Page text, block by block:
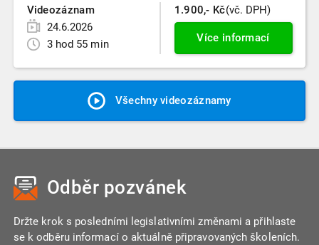
Videozáznam
24.6.2026
3 hod 55 min
1.900,- Kč(vč. DPH)
Více informací
Všechny videozáznamy
Odběr pozvánek
Držte krok s posledními legislativními změnami a přihlaste
se k odběru informací o aktuálně připravovaných školeních.